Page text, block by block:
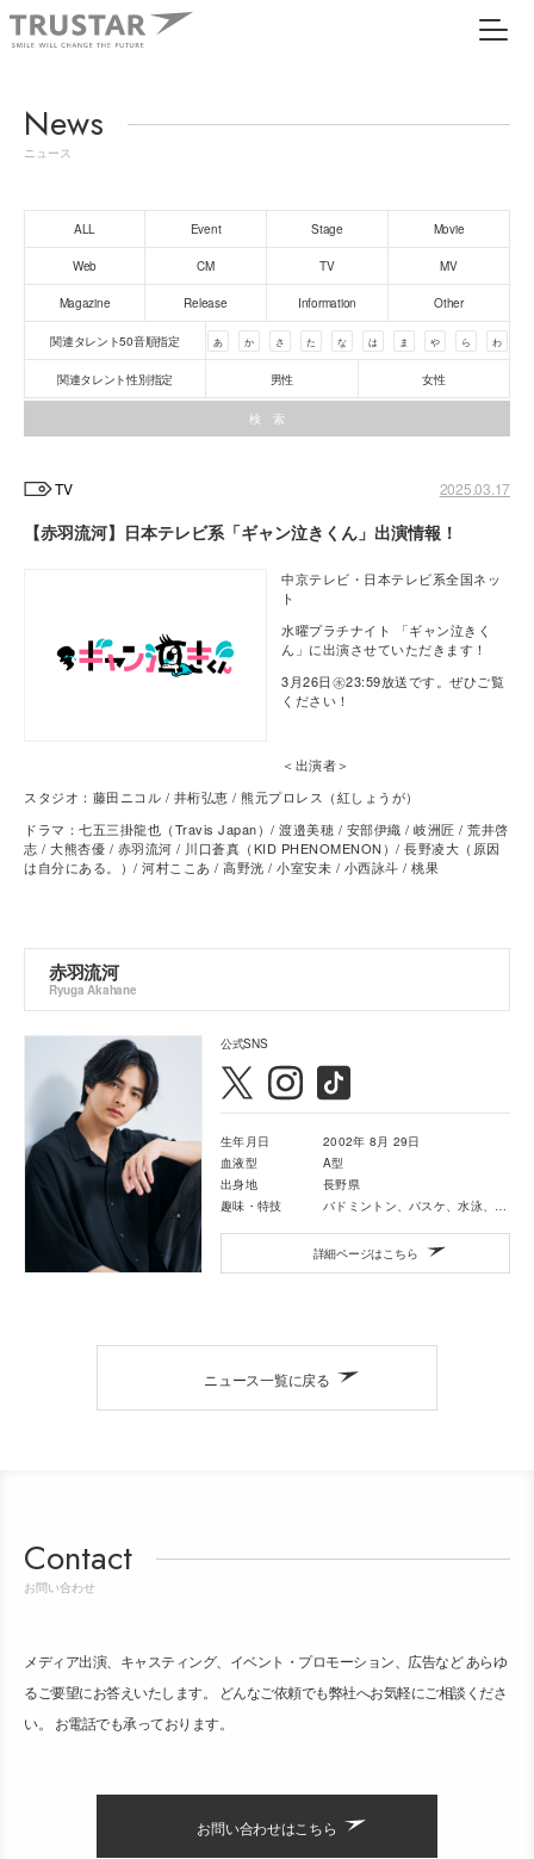
News
ニュース
ALL Event Stage Movie
Web CM TV MV
Magazine Release Information Other
関連タレント50音順指定 あ か さ た な は ま や ら わ
関連タレント性別指定 男性 女性
TV 2025.03.17
【赤羽流河】日本テレビ系「ギャン泣きくん」出演情報！
中京テレビ・日本テレビ系全国ネッ
ト
水曜プラチナイト 「ギャン泣きく
ん」に出演させていただきます！
3月26日㊌23:59放送です。ぜひご覧
ください！
＜出演者＞
スタジオ：藤田ニコル / 井桁弘恵 / 熊元プロレス（紅しょうが）
ドラマ：七五三掛龍也（Travis Japan）/ 渡邉美穂 / 安部伊織 / 岐洲匠 / 荒井啓
志 / 大熊杏優 / 赤羽流河 / 川口蒼真（KID PHENOMENON）/ 長野凌大（原因
は自分にある。）/ 河村ここあ / 高野洸 / 小室安未 / 小西詠斗 / 桃果
赤羽流河
Ryuga Akahane
公式SNS
生年月日
2002年 8月 29日
血液型
A型
出身地
長野県
趣味・特技
バドミントン、バスケ、水泳、空手、サッカー、ゲーム
詳細ページはこちら
ニュース一覧に戻る
Contact
お問い合わせ
メディア出演、キャスティング、イベント・プロモーション、広告など あらゆ
るご要望にお答えいたします。 どんなご依頼でも弊社へお気軽にご相談くださ
い。 お電話でも承っております。
お問い合わせはこちら